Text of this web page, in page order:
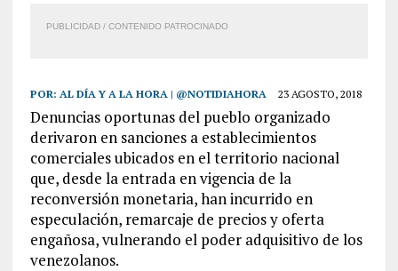
PUBLICIDAD / CONTENIDO PATROCINADO
POR: AL DÍA Y A LA HORA | @NOTIDIAHORA 23 AGOSTO, 2018
Denuncias oportunas del pueblo organizado
derivaron en sanciones a establecimientos
comerciales ubicados en el territorio nacional
que, desde la entrada en vigencia de la
reconversión monetaria, han incurrido en
especulación, remarcaje de precios y oferta
engañosa, vulnerando el poder adquisitivo de los
venezolanos.